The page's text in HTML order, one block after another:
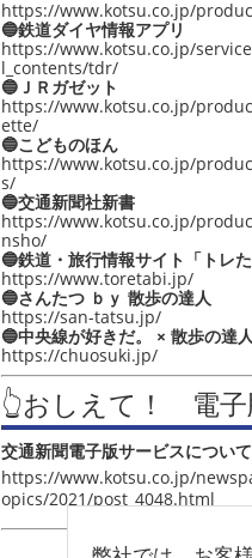
https://www.kotsu.co.jp/
🔵鉄道ダイヤ情報アプリ
https://www.kotsu.co.jp/
l_contents/tdr/
🔵ＪＲガゼット
https://www.kotsu.co.jp/
ette/
🔵こどものほん
https://www.kotsu.co.jp/
s/
🔵交通新聞社新書
https://www.kotsu.co.jp/
nsho/
🔵鉄道・旅行情報サイト「トレた
https://www.toretabi.jp/
🔵さんたつ ｂｙ 散歩の達人
https://san-tatsu.jp/
🔵中央線が好きだ。 × 散歩の達人
https://chuosuki.jp/
👆おしえて！ 電子
交通新聞電子版サービスについ
https://www.kotsu.co.jp/
opics/2021/post_4048.html